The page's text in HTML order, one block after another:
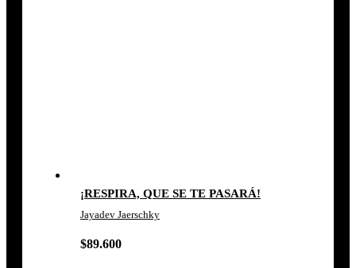
¡RESPIRA, QUE SE TE PASARÁ!
Jayadev Jaerschky
$89.600